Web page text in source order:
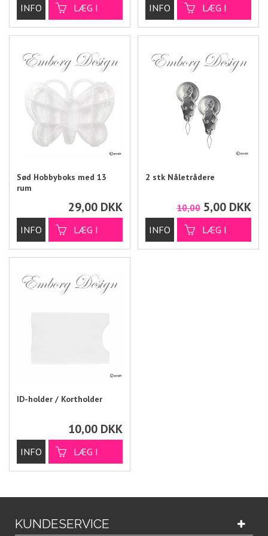
Sød Hobbyboks med 13
rum
29,00 DKK
2 stk Nåletrådere
10,00 5,00 DKK
ID-holder / Kortholder
10,00 DKK
KUNDESERVICE